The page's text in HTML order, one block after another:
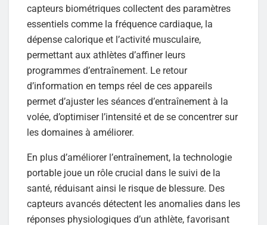
capteurs biométriques collectent des paramètres
essentiels comme la fréquence cardiaque, la
dépense calorique et l’activité musculaire,
permettant aux athlètes d’affiner leurs
programmes d’entraînement. Le retour
d’information en temps réel de ces appareils
permet d’ajuster les séances d’entraînement à la
volée, d’optimiser l’intensité et de se concentrer sur
les domaines à améliorer.
En plus d’améliorer l’entraînement, la technologie
portable joue un rôle crucial dans le suivi de la
santé, réduisant ainsi le risque de blessure. Des
capteurs avancés détectent les anomalies dans les
réponses physiologiques d’un athlète, favorisant